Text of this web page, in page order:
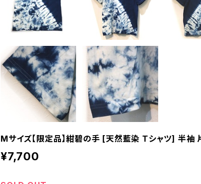
Mサイズ【限定品】紺碧の手 [天然藍染 Tシャツ] 半
¥7,700